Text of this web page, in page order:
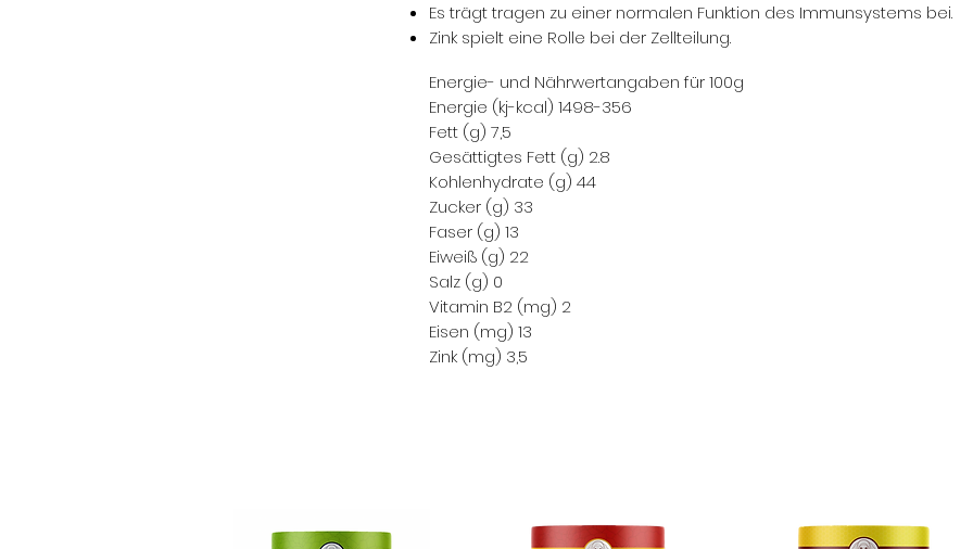
Es trägt​​tragen zu einer normalen Funktion des Immunsystems bei.
Zink spielt eine Rolle bei der Zellteilung.
Energie- und Nährwertangaben für 100g
Energie (kj-kcal) 1498-356
Fett (g) 7,5
Gesättigtes Fett (g) 2.8
Kohlenhydrate (g) 44
Zucker (g) 33
Faser (g) 13
Eiweiß (g) 22
Salz (g) 0
Vitamin B2 (mg) 2
Eisen (mg) 13
Zink (mg) 3,5